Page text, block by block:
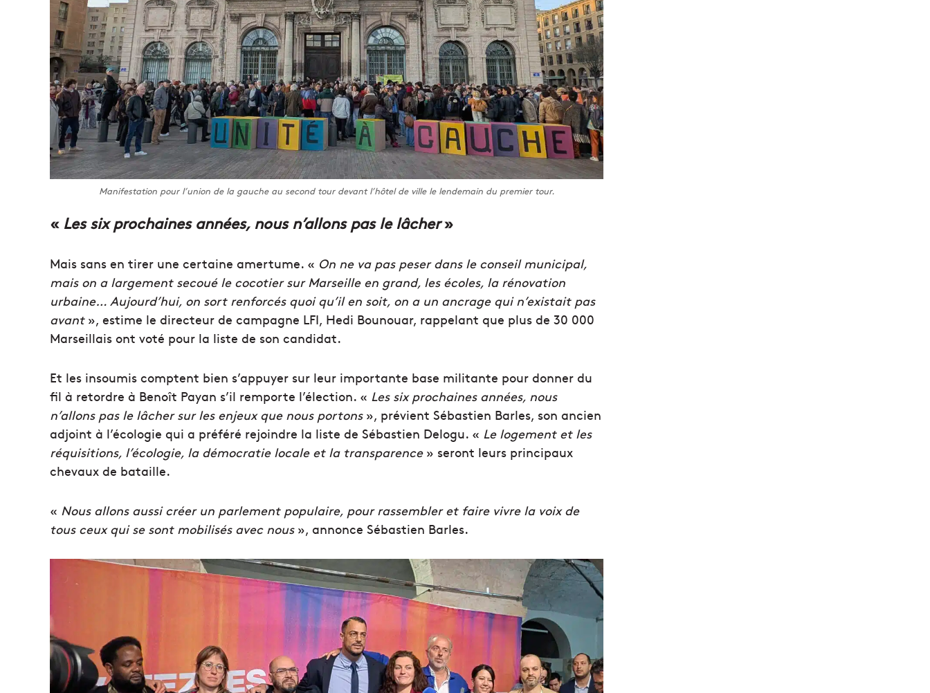
Manifestation pour l’union de la gauche au second tour devant l’hôtel de ville le lendemain du premier tour.
« Les six prochaines années, nous n’allons pas le lâcher»
Mais sans en tirer une certaine amertume. « On ne va pas peser dans le conseil municipal,
mais on a largement secoué le cocotier sur Marseille en grand, les écoles, la rénovation
urbaine… Aujourd’hui, on sort renforcés quoi qu’il en soit, on a un ancrage qui n’existait pas
avant», estime le directeur de campagne LFI, Hedi Bounouar, rappelant que plus de 30 000
Marseillais ont voté pour la liste de son candidat.
Et les insoumis comptent bien s’appuyer sur leur importante base militante pour donner du
fil à retordre à Benoît Payan s’il remporte l’élection. « Les six prochaines années, nous
n’allons pas le lâcher sur les enjeux que nous portons », prévient Sébastien Barles, son ancien
adjoint à l’écologie qui a préféré rejoindre la liste de Sébastien Delogu. « Le logement et les
réquisitions, l’écologie, la démocratie locale et la transparence» seront leurs principaux
chevaux de bataille.
« Nous allons aussi créer un parlement populaire, pour rassembler et faire vivre la voix de
tous ceux qui se sont mobilisés avec nous», annonce Sébastien Barles.